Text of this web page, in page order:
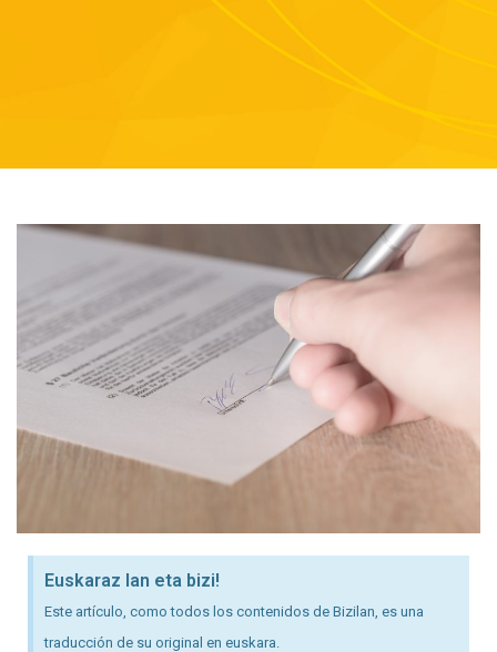
Euskaraz lan eta bizi!
Este artículo, como todos los contenidos de Bizilan, es una
traducción de su original en euskara.